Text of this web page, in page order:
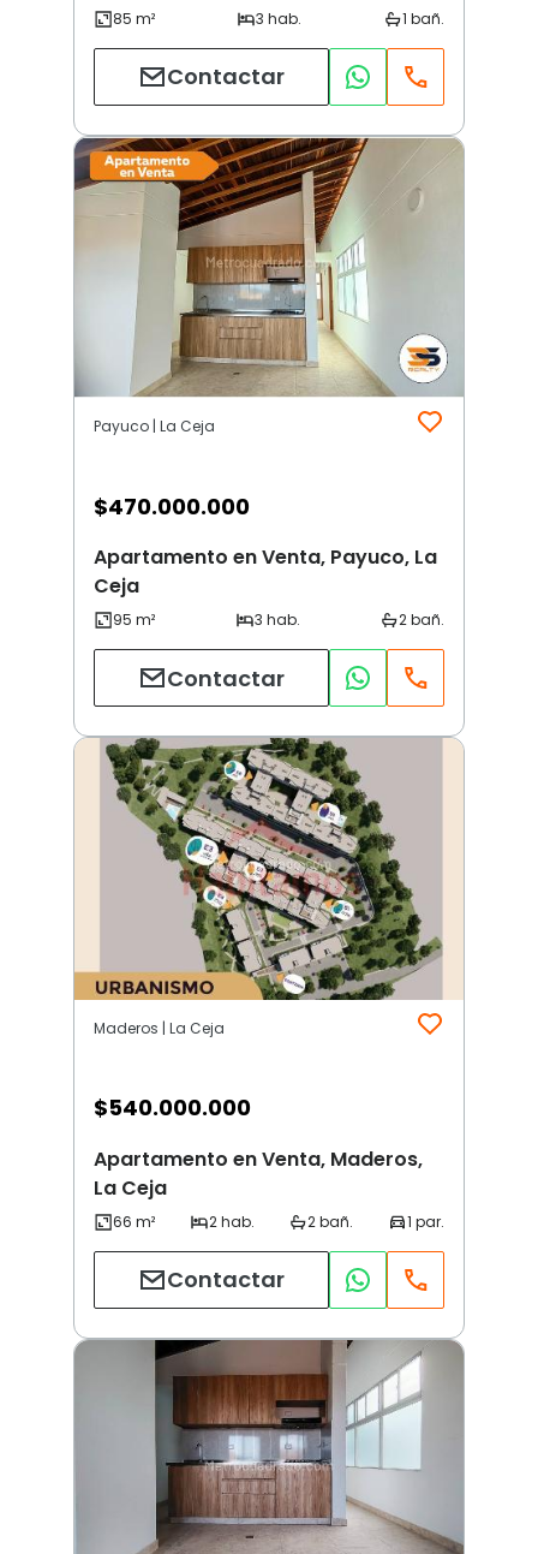
Contactar
Payuco | La Ceja
$470.000.000
Apartamento en Venta, Payuco, La
Ceja
Contactar
Maderos | La Ceja
$540.000.000
Apartamento en Venta, Maderos,
La Ceja
Contactar